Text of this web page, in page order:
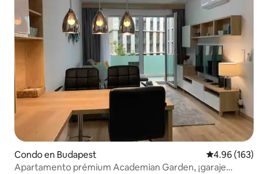
Condo en Budapest Calificación
4.96 (163)
Apartamento prémium Academian Garden, ¡garaje